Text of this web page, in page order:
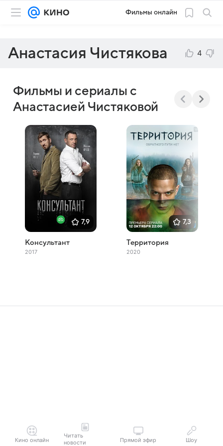
Фильмы онлайн
Анастасия Чистякова 4
Фильмы и сериалы с
Анастасией Чистяковой
7,9
Консультант
2017
7,3
Территория
2020
Кино онлайн
Читать
новости
Прямой эфир Шоу